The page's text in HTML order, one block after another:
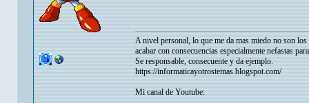
A nivel personal, lo que me da mas miedo no son
acabar con consecuencias especialmente nefastas
Se responsable, consecuente y da ejemplo.
https://informaticayotrostemas.blogspot.com/
Mi canal de Youtube: